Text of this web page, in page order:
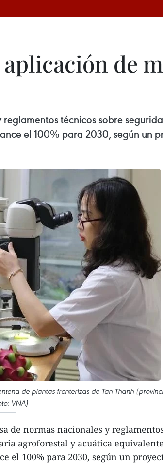
de
reglamentos técnicos sobre
el 100% para 2030, según un
de plantas fronterizas de Tan Thanh
VNA)
de normas nacionales y
agroforestal y acuática
el 100% para 2030, según un